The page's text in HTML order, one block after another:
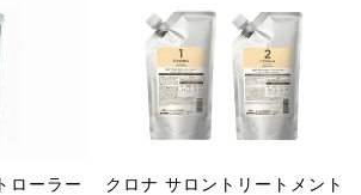
ローラー
クロナ サロントリートメント